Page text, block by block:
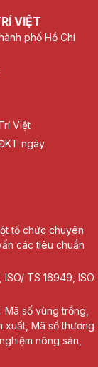
VIỆT
phố Hồ Chí
Việt
ngày
tổ chức chuyên
các tiêu chuẩn
TS 16949, ISO
số vùng trồng,
xuất, Mã số thương
nông sản,